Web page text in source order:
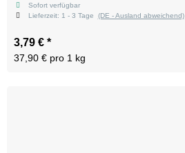
Sofort verfügbar
Lieferzeit: 1 - 3 Tage (DE - Ausland abweichend)
3,79 € *
37,90 € pro 1 kg